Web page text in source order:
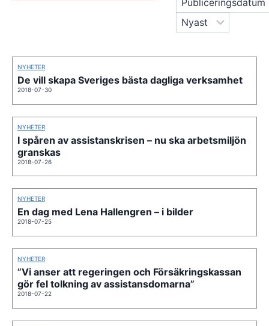
NYHETER
De vill skapa Sveriges bästa dagliga verksamhet
2018-07-30
NYHETER
I spåren av assistanskrisen – nu ska arbetsmiljön
granskas
2018-07-26
NYHETER
En dag med Lena Hallengren – i bilder
2018-07-25
NYHETER
”Vi anser att regeringen och Försäkringskassan
gör fel tolkning av assistansdomarna”
2018-07-22